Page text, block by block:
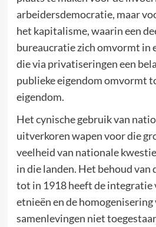
arbeidersdemocratie, maar
het kapitalisme, waarin een
bureaucratie zich omvormt in
die via privatiseringen een
publieke eigendom omvormt
eigendom.
Het cynische gebruik van
uitverkoren wapen voor die
veelheid van nationale
in die landen. Het behoud van
tot in 1918 heeft de integratie
etnieën en de homogenisering
samenlevingen niet